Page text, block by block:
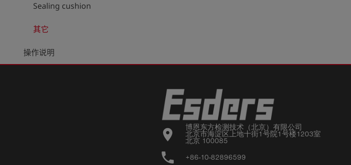
Sealing cushion
其它
操作说明
location_on
博恩东方检测技术（北京）有限公司
北京市海淀区上地十街1号院1号楼1203室
北京 100085
phone +86-10-82896599